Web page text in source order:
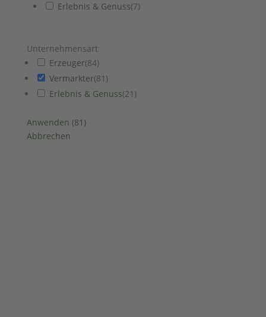
Erlebnis & Genuss(7)
Unternehmensart
Erzeuger(84)
Vermarkter(81 )
Erlebnis & Genuss(21 )
Anwenden (81 )
Abbrechen